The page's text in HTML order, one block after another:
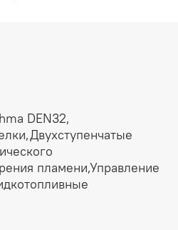
DEN32,
пламени,Управление